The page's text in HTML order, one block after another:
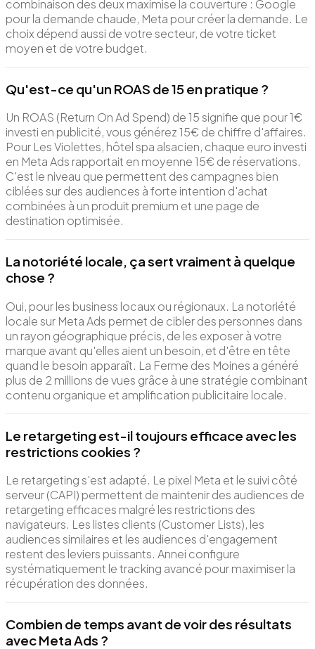
combinaison des deux maximise la couverture : Google
pour la demande chaude, Meta pour créer la demande. Le
choix dépend aussi de votre secteur, de votre ticket
moyen et de votre budget.
Qu'est-ce qu'un ROAS de 15 en pratique ?
Un ROAS (Return On Ad Spend) de 15 signifie que pour 1€
investi en publicité, vous générez 15€ de chiffre d'affaires.
Pour Les Violettes, hôtel spa alsacien, chaque euro investi
en Meta Ads rapportait en moyenne 15€ de réservations.
C'est le niveau que permettent des campagnes bien
ciblées sur des audiences à forte intention d'achat
combinées à un produit premium et une page de
destination optimisée.
La notoriété locale, ça sert vraiment à quelque
chose ?
Oui, pour les business locaux ou régionaux. La notoriété
locale sur Meta Ads permet de cibler des personnes dans
un rayon géographique précis, de les exposer à votre
marque avant qu'elles aient un besoin, et d'être en tête
quand le besoin apparaît. La Ferme des Moines a généré
plus de 2 millions de vues grâce à une stratégie combinant
contenu organique et amplification publicitaire locale.
Le retargeting est-il toujours efficace avec les
restrictions cookies ?
Le retargeting s'est adapté. Le pixel Meta et le suivi côté
serveur (CAPI) permettent de maintenir des audiences de
retargeting efficaces malgré les restrictions des
navigateurs. Les listes clients (Customer Lists), les
audiences similaires et les audiences d'engagement
restent des leviers puissants. Annei configure
systématiquement le tracking avancé pour maximiser la
récupération des données.
Combien de temps avant de voir des résultats
avec Meta Ads ?